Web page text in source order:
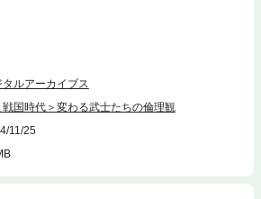
ルアーカイブス
戦国時代＞変わる武士たちの倫理観
11/25